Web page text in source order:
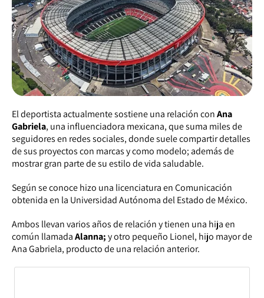
El deportista actualmente sostiene una relación conAna
Gabriela, una influenciadora mexicana, que suma miles de
seguidores en redes sociales, donde suele compartir detalles
de sus proyectos con marcas y como modelo; además de
mostrar gran parte de su estilo de vida saludable.
Según se conoce hizo una licenciatura en Comunicación
obtenida en la Universidad Autónoma del Estado de México.
Ambos llevan varios años de relación y tienen una hija en
común llamadaAlanna;y otro pequeño Lionel, hijo mayor de
Ana Gabriela, producto de una relación anterior.